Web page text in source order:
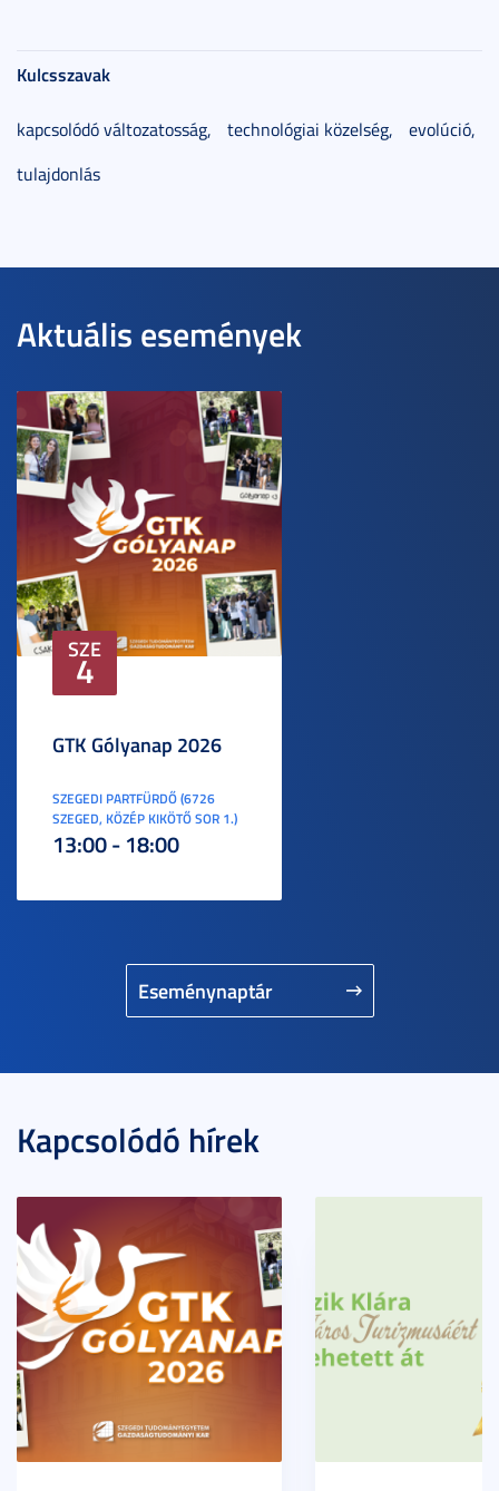
Kulcsszavak
kapcsolódó változatosság, technológiai közelség,
evolúció,
tulajdonlás
Aktuális események
Eseménynaptár
SZE
4
GTK Gólyanap 2026
SZEGEDI PARTFÜRDŐ (6726
SZEGED, KÖZÉP KIKÖTŐ SOR 1.)
13:00 - 18:00
Kapcsolódó hírek